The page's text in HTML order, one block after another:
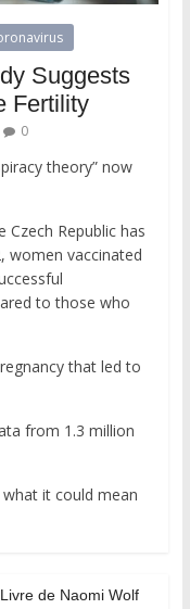
Suggests
Fertility
0
theory” now
Republic has
women vaccinated
to those who
that led to
from 1.3 million
what it could mean
de Naomi Wolf